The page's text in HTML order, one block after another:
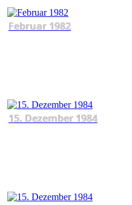
Februar 1982
15. Dezember 1984